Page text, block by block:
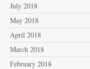
July 2018
May 2018
April 2018
March 2018
February 2018